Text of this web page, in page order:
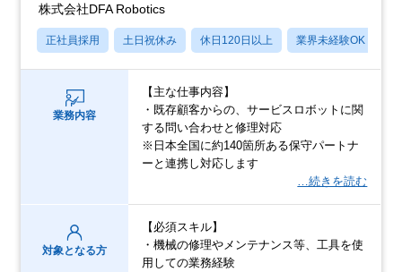
株式会社DFA Robotics
正社員採用 土日祝休み 休日120日以上 業界未経験OK
業務内容
【主な仕事内容】
・既存顧客からの、サービスロボットに関
する問い合わせと修理対応
※日本全国に約140箇所ある保守パートナ
ーと連携し対応します
…続きを読む
対象となる方
【必須スキル】
・機械の修理やメンテナンス等、工具を使
用しての業務経験